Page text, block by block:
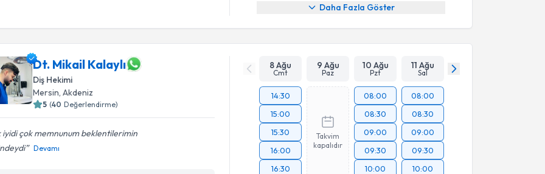
Daha Fazla Göster
Dt. Mikail Kalaylı
Diş Hekimi
Mersin, Akdeniz
5 (40 Değerlendirme)
iyidi çok memnunum beklentilerimin
Devamı
8 Ağu
Cmt
9 Ağu
Paz
10 Ağu
Pzt
11 Ağu
Sal
14:30
15:00
15:30
16:00
16:30
Takvim
kapalıdır
08:00
08:30
09:00
09:30
10:00
08:00
08:30
09:00
09:30
10:00